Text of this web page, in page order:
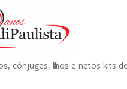
cônjuges, filhos e netos kits